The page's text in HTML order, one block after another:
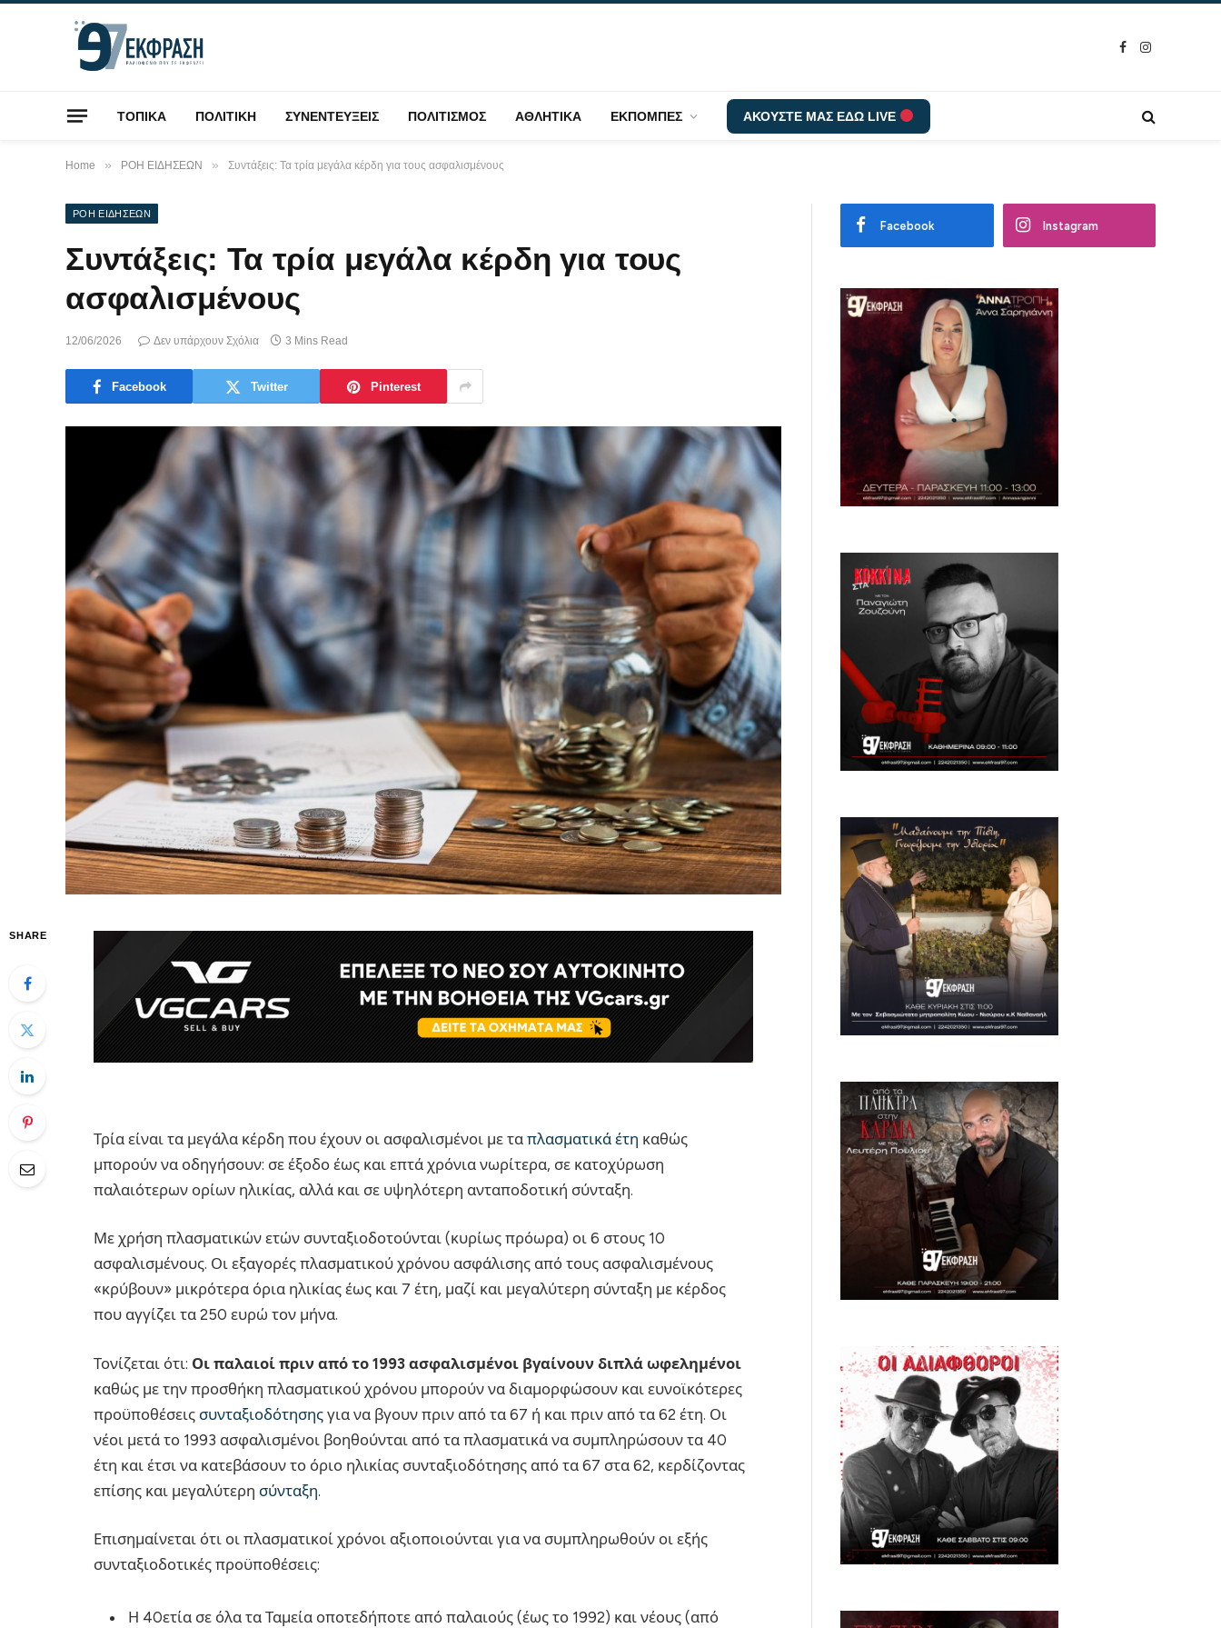
Facebook
Instagram
ΤΟΠΙΚΑ ΠΟΛΙΤΙΚΗ ΣΥΝΕΝΤΕΥΞΕΙΣ ΠΟΛΙΤΙΣΜΟΣ ΑΘΛΗΤΙΚΑ ΕΚΠΟΜΠΕΣ ΑΚΟΥΣΤΕ ΜΑΣ ΕΔΩ LIVE
Home » ΡΟΗ ΕΙΔΗΣΕΩΝ » Συντάξεις: Τα τρία μεγάλα κέρδη για τους ασφαλισμένους
ΡΟΗ ΕΙΔΗΣΕΩΝ
Συντάξεις: Τα τρία μεγάλα κέρδη για τους
ασφαλισμένους
12/06/2026 Δεν υπάρχουν Σχόλια 3 Mins Read
Facebook Twitter Pinterest
SHARE
Τρία είναι τα μεγάλα κέρδη που έχουν οι ασφαλισμένοι με τα πλασματικά έτη καθώς
μπορούν να οδηγήσουν: σε έξοδο έως και επτά χρόνια νωρίτερα, σε κατοχύρωση
παλαιότερων ορίων ηλικίας, αλλά και σε υψηλότερη ανταποδοτική σύνταξη.
Με χρήση πλασματικών ετών συνταξιοδοτούνται (κυρίως πρόωρα) οι 6 στους 10
ασφαλισμένους. Οι εξαγορές πλασματικού χρόνου ασφάλισης από τους ασφαλισμένους
«κρύβουν» μικρότερα όρια ηλικίας έως και 7 έτη, μαζί και μεγαλύτερη σύνταξη με κέρδος
που αγγίζει τα 250 ευρώ τον μήνα.
Τονίζεται ότι: Οι παλαιοί πριν από το 1993 ασφαλισμένοι βγαίνουν διπλά ωφελημένοι
καθώς με την προσθήκη πλασματικού χρόνου μπορούν να διαμορφώσουν και ευνοϊκότερες
προϋποθέσεις συνταξιοδότησης για να βγουν πριν από τα 67 ή και πριν από τα 62 έτη. Οι
νέοι μετά το 1993 ασφαλισμένοι βοηθούνται από τα πλασματικά να συμπληρώσουν τα 40
έτη και έτσι να κατεβάσουν το όριο ηλικίας συνταξιοδότησης από τα 67 στα 62, κερδίζοντας
επίσης και μεγαλύτερη σύνταξη.
Επισημαίνεται ότι οι πλασματικοί χρόνοι αξιοποιούνται για να συμπληρωθούν οι εξής
συνταξιοδοτικές προϋποθέσεις:
Η 40ετία σε όλα τα Ταμεία οποτεδήποτε από παλαιούς (έως το 1992) και νέους (από
Facebook Instagram